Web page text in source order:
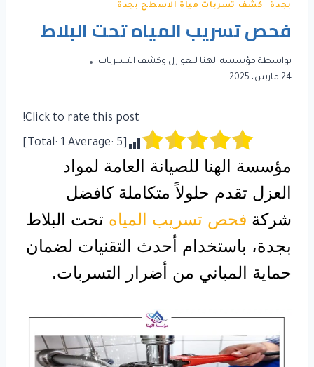
بجدة
كشف تسربات مياة الاسطح بجدة
فحص تسريب المياه تحت البلاط
بواسطة مؤسسه الهنا للعوازل وكشف التسربات
24 مارس، 2025
Click to rate this post!
1 Average: 5
مؤسسة الهنا للصيانة العامة لمواد
العزل تقدم حلولاً متكاملة كافضل
شركة فحص تسريب المياه تحت البلاط
بجدة، باستخدام أحدث التقنيات لضمان
حماية المباني من أضرار التسربات.